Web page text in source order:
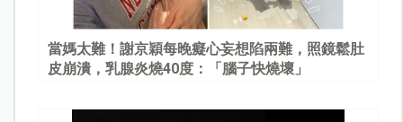
當媽太難！謝京穎每晚癡心妄想陷兩難，照鏡鬆肚
皮崩潰，乳腺炎燒40度：「腦子快燒壞」